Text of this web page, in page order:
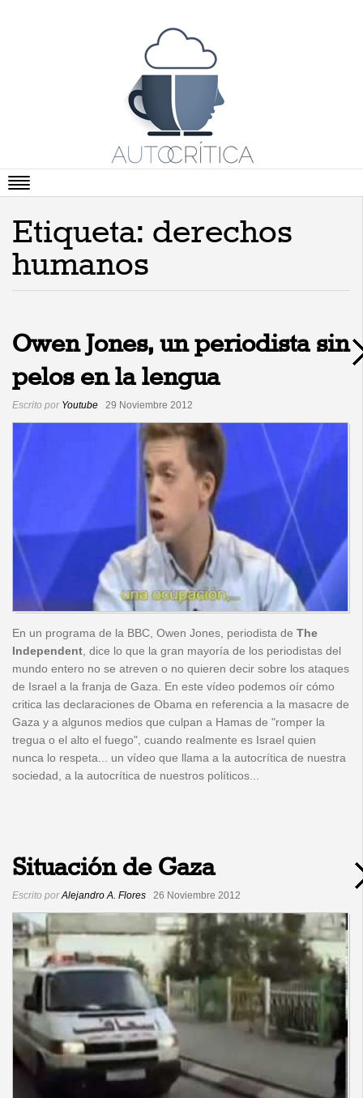
Artículos
Viñetas
Redacción
Etiqueta: derechos
humanos
Owen Jones, un periodista sin
pelos en la lengua
Escrito por Youtube 29 Noviembre 2012
En un programa de la BBC, Owen Jones, periodista de The
Independent, dice lo que la gran mayoría de los periodistas del
mundo entero no se atreven o no quieren decir sobre los ataques
de Israel a la franja de Gaza. En este vídeo podemos oír cómo
critica las declaraciones de Obama en referencia a la masacre de
Gaza y a algunos medios que culpan a Hamas de "romper la
tregua o el alto el fuego", cuando realmente es Israel quien
nunca lo respeta... un vídeo que llama a la autocrítica de nuestra
sociedad, a la autocrítica de nuestros políticos...
Situación de Gaza
Escrito porAlejandro A. Flores 26 Noviembre 2012